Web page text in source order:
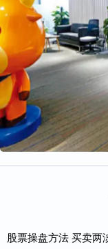
股票操盘方法 买卖两